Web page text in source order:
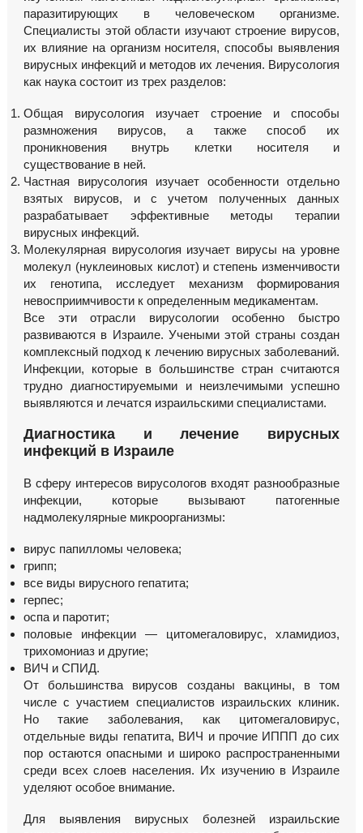
паразитирующих в человеческом организме.
Специалисты этой области изучают строение вирусов,
их влияние на организм носителя, способы выявления
вирусных инфекций и методов их лечения. Вирусология
как наука состоит из трех разделов:
Общая вирусология изучает строение и способы
размножения вирусов, а также способ их
проникновения внутрь клетки носителя и
существование в ней.
Частная вирусология изучает особенности отдельно
взятых вирусов, и с учетом полученных данных
разрабатывает эффективные методы терапии
вирусных инфекций.
Молекулярная вирусология изучает вирусы на уровне
молекул (нуклеиновых кислот) и степень изменчивости
их генотипа, исследует механизм формирования
невосприимчивости к определенным медикаментам.
Все эти отрасли вирусологии особенно быстро
развиваются в Израиле. Учеными этой страны создан
комплексный подход к лечению вирусных заболеваний.
Инфекции, которые в большинстве стран считаются
трудно диагностируемыми и неизлечимыми успешно
выявляются и лечатся израильскими специалистами.
Диагностика и лечение вирусных
инфекций в Израиле
В сферу интересов вирусологов входят разнообразные
инфекции, которые вызывают патогенные
надмолекулярные микроорганизмы:
вирус папилломы человека;
грипп;
все виды вирусного гепатита;
герпес;
оспа и паротит;
половые инфекции — цитомегаловирус, хламидиоз,
трихомониаз и другие;
ВИЧ и СПИД.
От большинства вирусов созданы вакцины, в том
числе с участием специалистов израильских клиник.
Но такие заболевания, как цитомегаловирус,
отдельные виды гепатита, ВИЧ и прочие ИППП до сих
пор остаются опасными и широко распространенными
среди всех слоев населения. Их изучению в Израиле
уделяют особое внимание.
Для выявления вирусных болезней израильские